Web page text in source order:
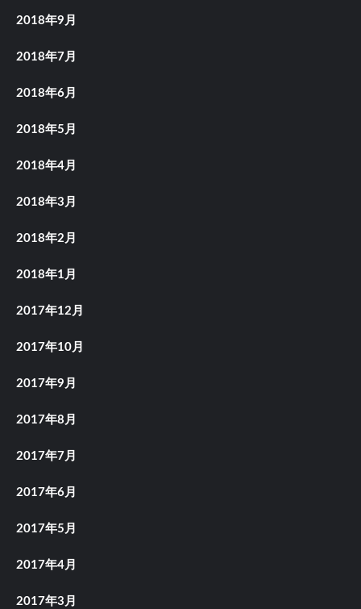
2018年9月
2018年7月
2018年6月
2018年5月
2018年4月
2018年3月
2018年2月
2018年1月
2017年12月
2017年10月
2017年9月
2017年8月
2017年7月
2017年6月
2017年5月
2017年4月
2017年3月